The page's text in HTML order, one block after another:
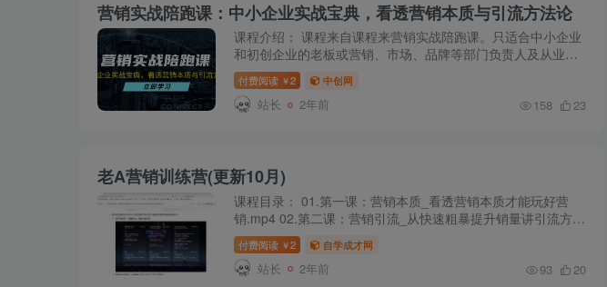
营销实战陪跑课：中小企业实战宝典，看透营销本质与引流方法论
课程介绍： 课程来自课程来营销实战陪跑课。只适合中小企业
和初创企业的老板或营销、市场、品牌等部门负责人及从业人
员。不推荐没有营销实战需求的纯小白或学生学习。轻理论，
重实战，轻概念，...
付费阅读 ￥2 中创网
站长 2年前 158 23
老A营销训练营(更新10月)
课程目录： 01.第一课：营销本质_看透营销本质才能玩好营
销.mp4 02.第二课：营销引流_从快速粗暴提升销量讲引流方法
论.mp4 03.第三课：营销数据_不讲大数据_只讲用小数据赚
钱.mp4 04.第四课：营...
付费阅读 ￥2 自学成才网
站长 2年前 93 20